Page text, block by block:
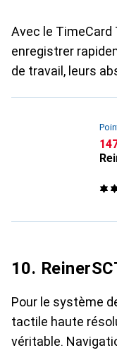
Avec le TimeCard
enregistrer
de travail, leurs
10.
Pour le système
tactile haute
véritable.